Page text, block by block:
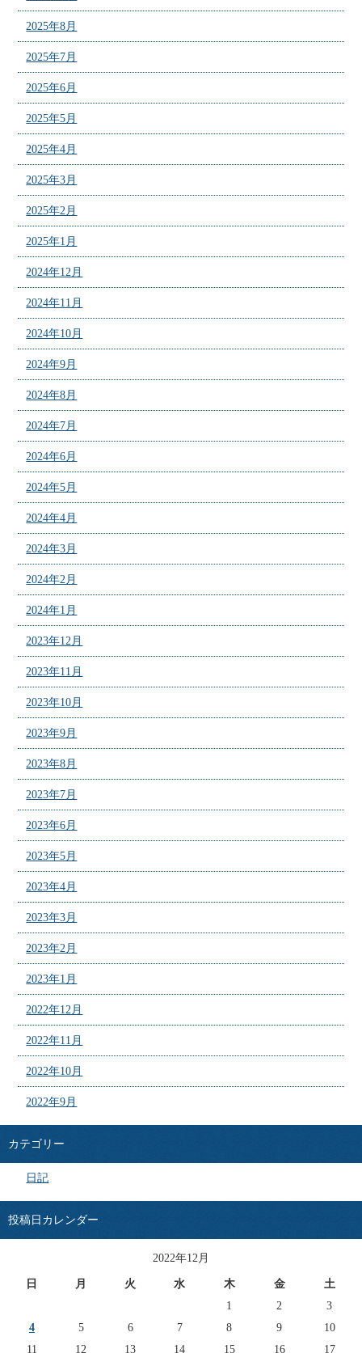
2025年8月
2025年7月
2025年6月
2025年5月
2025年4月
2025年3月
2025年2月
2025年1月
2024年12月
2024年11月
2024年10月
2024年9月
2024年8月
2024年7月
2024年6月
2024年5月
2024年4月
2024年3月
2024年2月
2024年1月
2023年12月
2023年11月
2023年10月
2023年9月
2023年8月
2023年7月
2023年6月
2023年5月
2023年4月
2023年3月
2023年2月
2023年1月
2022年12月
2022年11月
2022年10月
2022年9月
カテゴリー
日記
投稿日カレンダー
2022年12月
日 月 火 水 木 金
土
1
2
3
4
5 6 7 8 9
10
11
12 13 14 15 16
17